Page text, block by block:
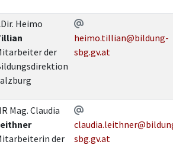
Heimo
der
heimo.tillian@bildung-
sbg.gv.at
Mag. Claudia
der
sbg.gv.at